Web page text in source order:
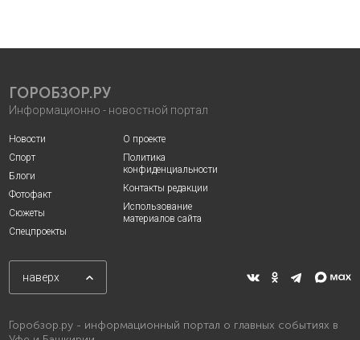
ГОРОБЗОР.РУ
Информационно - новостной портал
Новости
Спорт
Блоги
Фотофакт
Сюжеты
Спецпроекты
О проекте
Политика
конфиденциальности
Контакты редакции
Использование
материалов сайта
наверх
Горобзор.ру - информационный портал о главных событиях в